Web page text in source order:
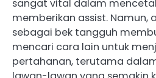
sangat vital dalam
memberikan assist. Namun,
sebagai bek tangguh
mencari cara lain untuk
pertahanan, terutama